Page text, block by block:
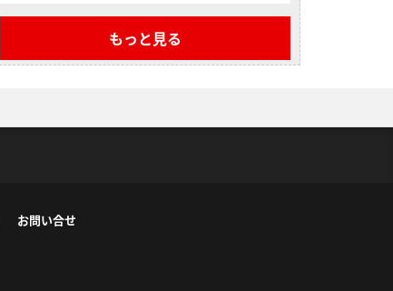
もっと見る
お問い合せ